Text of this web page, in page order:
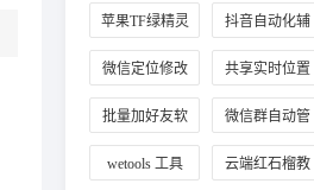
位
苹果TF绿精灵 抖音自动化辅
助工具
微信定位修改
方法
共享实时位置
修改技巧
批量加好友软 微信群自动管
wetools 工具 云端红石榴教